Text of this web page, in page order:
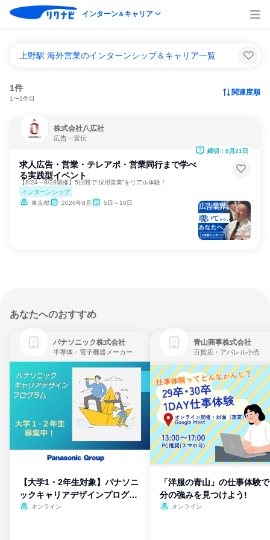
インターン＆キャリア
上野駅 海外営業のインターンシップ＆キャリア一覧
1件
1〜1件目
関連度順
株式会社八広社
広告・宣伝
求人広告・営業・テレアポ・営業同行まで学べ
る実践型イベント
【8/24～8/28開催】5日間で“採用営業”をリアル体験！
インターンシップ
東京都
2026年8月 5日～10日
締切：8月21日
あなたへのおすすめ
パナソニック株式会社
半導体・電子機器メーカー
【大学1・2年生対象】パナソニ
ックキャリアデザインプログラ
ム
オンライン
青山商事株式会社
百貨店・アパレル小売
「洋服の青山」の仕事体験
分の強みを見つけよう!
オンライン